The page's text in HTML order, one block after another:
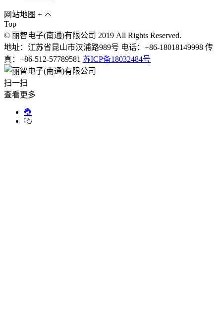
网站地图 +
Top
© 丽智电子(南通)有限公司 2019 All Rights Reserved.
地址：江苏省昆山市汉浦路989号 电话：+86-18018149998 传
真：+86-512-57789581 苏ICP备18032484号
扫一扫
查看更多